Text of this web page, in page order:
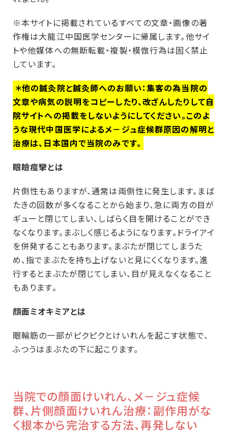
※本サイトに掲載されているすべての文章・画像の著
作権は大龍江中国医学センターに帰属します。他サイ
トや他媒体への無断転載・複製・模倣行為は固く禁止
しています。
＊他の鍼灸院と鍼灸師へのお願い：集客の為当院の
文章や病気の説明をコピーしたり、改ざんしたりして自
院サイトへの掲載をしないようにしてください。このよ
うな現代中国医学によるメ－ジュ症候群原因の解明と
治療は、日本国内で当院のみです。
眼瞼痙攣とは
片側性もありますが、通常は両側性に発生します。まば
たきの回数が多くなることから始まり、急に両方の目が
ギューと閉じてしまい、しばらく目を開けることができ
なくなります。まぶしく感じるようになります。ドライアイ
を併発することもあります。まぶたが閉じてしまうた
め、指でまぶたを持ち上げないと見にくくなります。進
行するとまぶたが閉じてしまい、目が見えなくなること
もあります。
顔面ミオキミアとは
眼輪筋の一部がピクピクとけいれんを起こす状態で、
ふつうはまぶたの下に起こります。
当院での顔面けいれん、メ－ジュ症候
群、片側顔面けいれん治療：副作用がな
く根本から完治する方法、再発しない